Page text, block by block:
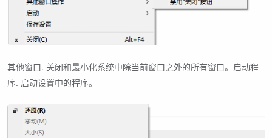
其他窗口. 关闭和最小化系统中除当前窗口之外的所有窗口。启动程
序. 启动设置中的程序。